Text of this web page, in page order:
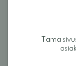
ja niistä tuli
jotka ovat
Tietoa
Widetoes auttaa
mukavat että
Tämä